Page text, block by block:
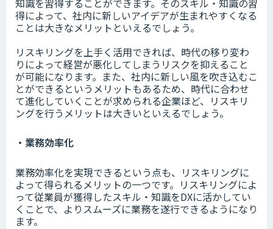
知識を習得することができます。そのスキル・知識の習
得によって、社内に新しいアイデアが生まれやすくなる
ことは大きなメリットといえるでしょう。
リスキリングを上手く活用できれば、時代の移り変わ
りによって経営が悪化してしまうリスクを抑えること
が可能になります。また、社内に新しい風を吹き込むこ
とができるというメリットもあるため、時代に合わせ
て進化していくことが求められる企業ほど、リスキリ
ングを行うメリットは大きいといえるでしょう。
・業務効率化
業務効率化を実現できるという点も、リスキリングに
よって得られるメリットの一つです。リスキリングによ
って従業員が獲得したスキル・知識をDXに活かしてい
くことで、よりスムーズに業務を遂行できるようになり
ます。